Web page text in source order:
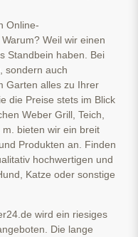
Online-
Weil wir einen
Standbein haben. Bei
sondern auch
Garten alles zu Ihrer
die Preise stets im Blick
Weber Grill, Teich,
bieten wir ein breit
Produkten an. Finden
hochwertigen und
Katze oder sonstige
wird ein riesiges
Die lange